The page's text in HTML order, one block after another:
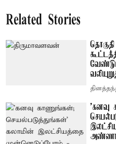
Related Stories
'கனவு